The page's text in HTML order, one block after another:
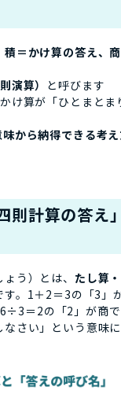
＝かけ算の答え、
演算） と呼びます
け算が「ひとまとま
味から納得できる考
則計算の答え
う）とは、 たし算
す。1＋2＝3の「3」
＝2の「2」が商
さい」という意味